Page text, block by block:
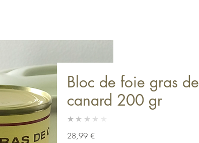
Bloc de foie gras de
canard 200 gr
★★★★★
28,99 €Prix